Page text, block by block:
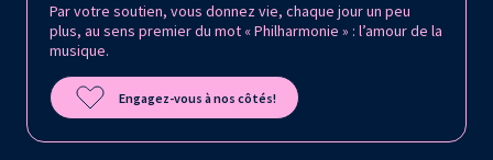
Par votre soutien, vous donnez vie, chaque jour un peu
plus, au sens premier du mot « Philharmonie » : l’amour de la
musique.
Engagez-vous à nos côtés!